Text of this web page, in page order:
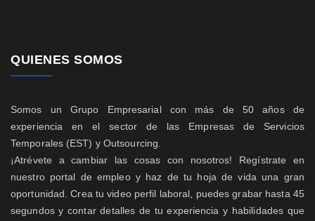
QUIENES SOMOS
Somos un Grupo Empresarial con más de 50 años de
experiencia en el sector de las Empresas de Servicios
Temporales (EST) y Outsourcing.
¡Atrévete a cambiar las cosas con nosotros! Regístrate en
nuestro portal de empleo y haz de tu hoja de vida una gran
oportunidad. Crea tu video perfil laboral, puedes grabar hasta 45
segundos y contar detalles de tu experiencia y habilidades que